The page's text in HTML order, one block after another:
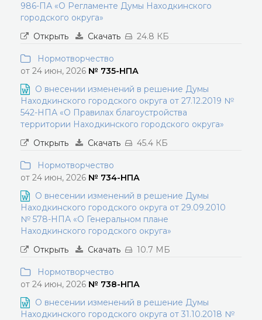
986-ПА «О Регламенте Думы Находкинского
городского округа»
Открыть
Скачать 24.8 КБ
Нормотворчество
от 24 июн, 2026 № 735-НПА
О внесении изменений в решение Думы
Находкинского городского округа от 27.12.2019 №
542-НПА «О Правилах благоустройства
территории Находкинского городского округа»
Открыть
Скачать 45.4 КБ
Нормотворчество
от 24 июн, 2026 № 734-НПА
О внесении изменений в решение Думы
Находкинского городского округа от 29.09.2010
№ 578-НПА «О Генеральном плане
Находкинского городского округа»
Открыть
Скачать 10.7 МБ
Нормотворчество
от 24 июн, 2026 № 738-НПА
О внесении изменений в решение Думы
Находкинского городского округа от 31.10.2018 №